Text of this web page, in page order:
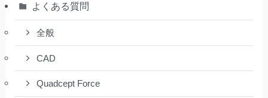
よくある質問
全般
CAD
Quadcept Force